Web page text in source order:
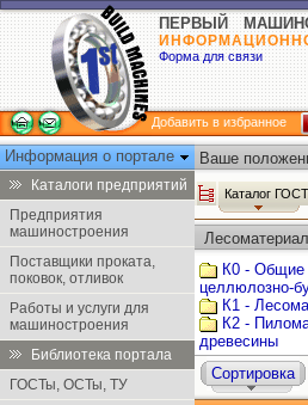
ПЕРВЫЙ
Форма для связи
Добавить в избранное
Информация о портале
Каталоги предприятий
Предприятия
машиностроения
Поставщики проката,
поковок, отливок
Работы и услуги для
машиностроения
Библиотека портала
ГОСТы, ОСТы, ТУ
Ваше
Каталог ГОСТ
К0 - Общие
целлюлозно-
К1 -
К2 -
древесины
Сортировка